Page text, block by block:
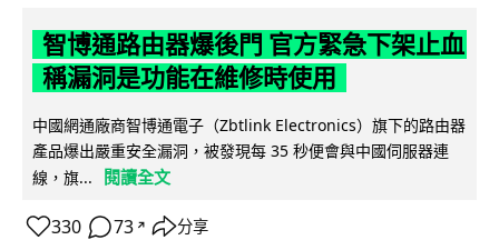
智博通路由器爆後門 官方緊急下架止血
稱漏洞是功能在維修時使用
中國網通廠商智博通電子（Zbtlink Electronics）旗下的路由器
產品爆出嚴重安全漏洞，被發現每 35 秒便會與中國伺服器連
線，旗...
閱讀全文
330 73 ↗ 分享